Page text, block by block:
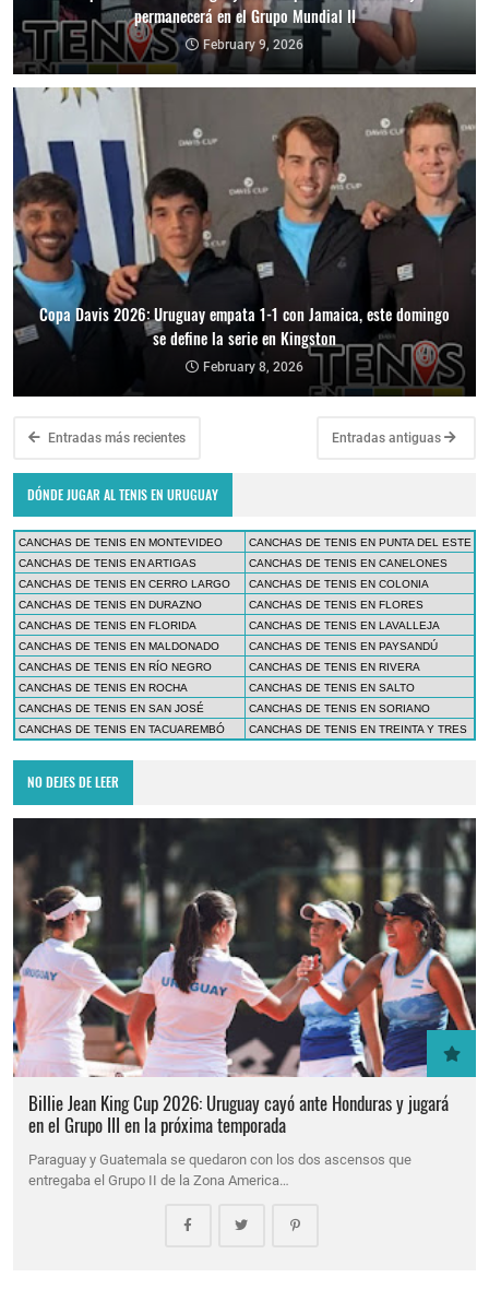
permanecerá en el Grupo Mundial II
February 9, 2026
Copa Davis 2026: Uruguay empata 1-1 con Jamaica, este domingo
se define la serie en Kingston
February 8, 2026
Entradas más recientes Entradas antiguas
DÓNDE JUGAR AL TENIS EN URUGUAY
CANCHAS DE TENIS EN MONTEVIDEO
CANCHAS DE TENIS EN PUNTA DEL ESTE
CANCHAS DE TENIS EN ARTIGAS
CANCHAS DE TENIS EN CANELONES
CANCHAS DE TENIS EN CERRO LARGO
CANCHAS DE TENIS EN COLONIA
CANCHAS DE TENIS EN DURAZNO
CANCHAS DE TENIS EN FLORES
CANCHAS DE TENIS EN FLORIDA
CANCHAS DE TENIS EN LAVALLEJA
CANCHAS DE TENIS EN MALDONADO
CANCHAS DE TENIS EN PAYSANDÚ
CANCHAS DE TENIS EN RÍO NEGRO
CANCHAS DE TENIS EN RIVERA
CANCHAS DE TENIS EN ROCHA
CANCHAS DE TENIS EN SALTO
CANCHAS DE TENIS EN SAN JOSÉ
CANCHAS DE TENIS EN SORIANO
CANCHAS DE TENIS EN TACUAREMBÓ
CANCHAS DE TENIS EN TREINTA Y TRES
NO DEJES DE LEER
Billie Jean King Cup 2026: Uruguay cayó ante Honduras y jugará
en el Grupo III en la próxima temporada
Paraguay y Guatemala se quedaron con los dos ascensos que
entregaba el Grupo II de la Zona America…